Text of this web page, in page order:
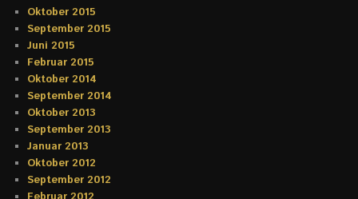
Oktober 2015
September 2015
Juni 2015
Februar 2015
Oktober 2014
September 2014
Oktober 2013
September 2013
Januar 2013
Oktober 2012
September 2012